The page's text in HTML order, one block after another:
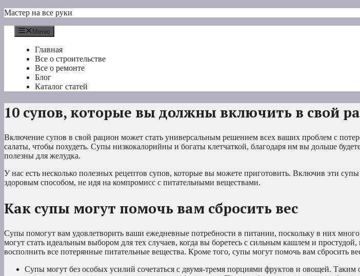
Перейти
содержимому
Мастер на все руки
Меню
Главная
Все о строительстве
Все о ремонте
Блог
Каталог статей
10 супов, которые вы должны включить в свой
Включение супов в свой рацион может стать универсальным решением всех ваших проблем с
салаты, чтобы похудеть. Супы низкокалорийны и богаты клетчаткой, благодаря им вы дольше
полезны для желудка.
У нас есть несколько полезных рецептов супов, которые вы можете приготовить. Включив эти
здоровым способом, не идя на компромисс с питательными веществами.
Как супы могут помочь вам сбросить вес
Супы помогут вам удовлетворить ваши ежедневные потребности в питании, поскольку в них
могут стать идеальным выбором для тех случаев, когда вы боретесь с сильным кашлем и
восполнить все потерянные питательные вещества. Кроме того, супы могут помочь вам сбросить
Супы могут без особых усилий сочетаться с двумя-тремя порциями фруктов и овощей.